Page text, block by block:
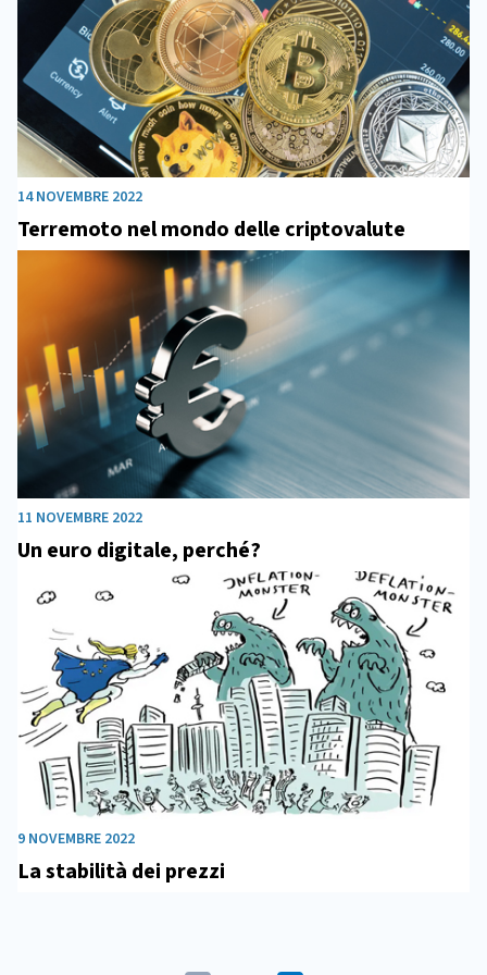
14 NOVEMBRE 2022
Terremoto nel mondo delle criptovalute
11 NOVEMBRE 2022
Un euro digitale, perché?
9 NOVEMBRE 2022
La stabilità dei prezzi